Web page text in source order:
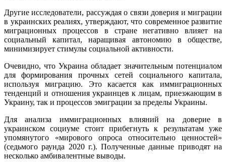
Другие исследователи, рассуждая о связи доверия и миграции
в украинских реалиях, утверждают, что современное развитие
миграционных процессов в стране негативно влияет на
социальный капитал, наращивая автономию в обществе,
минимизирует стимулы социальной активности.
Очевидно, что Украина обладает значительным потенциалом
для формирования прочных сетей социального капитала,
используя миграцию. Это касается как иммиграционных
тенденций и отношения украинцев к лицам, приезжающим в
Украину, так и процессов эмиграции за пределы Украины.
Для анализа иммиграционных влияний на доверие в
украинском социуме стоит прибегнуть к результатам уже
упомянутого «мирового опроса относительно ценностей»
(седьмого раунда 2020 г.). Полученные данные приводят на
несколько амбивалентные выводы.